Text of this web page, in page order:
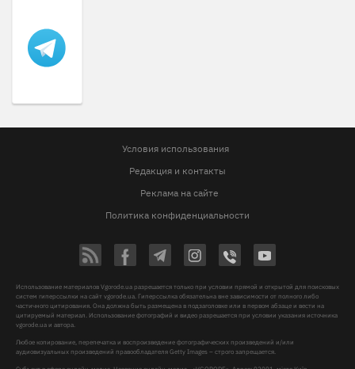
Условия использования
Редакция и контакты
Реклама на сайте
Политика конфиденциальности
Использование материалов Vgorode.ua разрешается только при условии прямой и открытой для поисковых
систем гиперссылки на сайт vgorode.ua. Гиперссылка обязательна вне зависимости от полного либо
частичного цитирования. Она должна быть размещена в подзаголовке или в первом абзаце и вести на
цитируемый материал. Использование фотографий и видео разрешается при условии указания источника
vgorode.ua и автора.
Любое копирование, перепечатка и воспроизведение фотографических произведений и/или
аудиовизуальных произведений правообладателя Getty Images – строго запрещается.